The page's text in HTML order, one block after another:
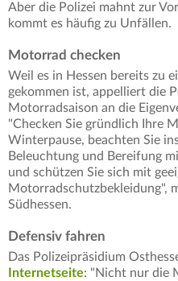
Aber die Polizei mahnt zur
kommt es häufig zu Unfällen.
Motorrad checken
Weil es in Hessen bereits zu
gekommen ist, appelliert die
Motorradsaison an die
"Checken Sie gründlich Ihre
Winterpause, beachten Sie
Beleuchtung und Bereifung
und schützen Sie sich mit
Motorradschutzbekleidung",
Südhessen.
Defensiv fahren
Das Polizeipräsidium
Internetseite: "Nicht nur die